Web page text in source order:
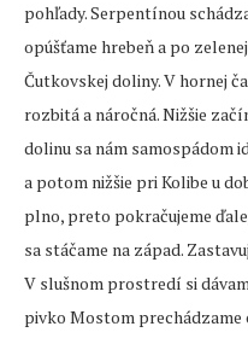
pohľady. Serpentínou
opúšťame hrebeň a po
Čutkovskej doliny. V hornej
rozbitá a náročná. Nižšie
dolinu sa nám samospádom
a potom nižšie pri Kolibe u
plno, preto pokračujeme
sa stáčame na západ.
V slušnom prostredí si
pivko Mostom prechádzame